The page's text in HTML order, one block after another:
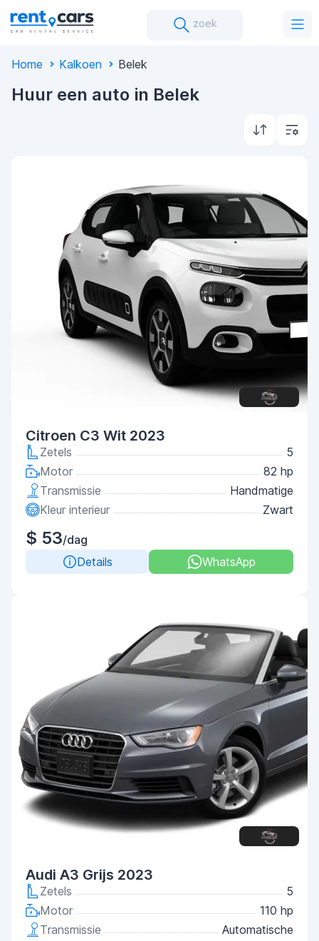
zoek
Home Kalkoen Belek
Huur een auto in Belek
Citroen C3 Wit 2023
Zetels
5
Motor
82 hp
Transmissie
Handmatige
Kleur interieur
Zwart
$ 53/dag
Details
WhatsApp
Audi A3 Grijs 2023
Zetels
5
Motor
110 hp
Transmissie
Automatische